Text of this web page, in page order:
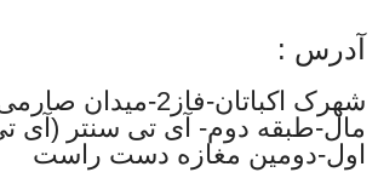
آدرس :
شهرک اکباتان-فاز2-
مال-طبقه دوم- آی تی سنتر (آی
اول-دومین مغازه دست راست